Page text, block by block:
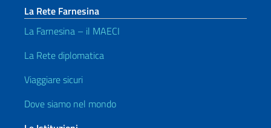
La Rete Farnesina
La Farnesina – il MAECI
La Rete diplomatica
Viaggiare sicuri
Dove siamo nel mondo